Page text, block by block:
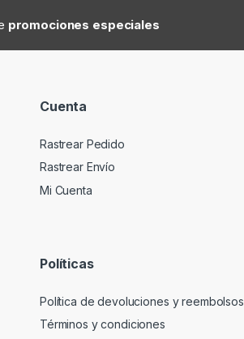
promociones especiales
Cuenta
Rastrear Pedido
Rastrear Envío
Mi Cuenta
Políticas
Política de devoluciones y reembolsos
Términos y condiciones